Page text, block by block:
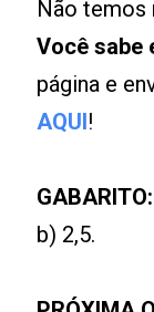
Não temos
Você sabe
página e
AQUI!
GABARITO:
b) 2,5.